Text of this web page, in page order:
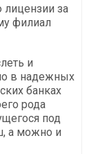
за
филиал
и
в надежных
банках
рода
под
а можно и